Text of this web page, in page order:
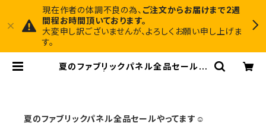
現在作者の体調不良の為、 ご注文からお届けまで2週
間程お時間頂いております。
大変申し訳ございませんが、よろしくお願い申し上げま
す。
夏のファブリックパネル全品セールや
夏のファブリックパネル全品セールやってます☺︎